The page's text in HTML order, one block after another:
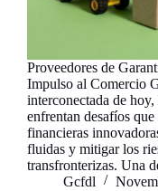
Proveedores de
Impulso al Comercio
interconectada de
enfrentan desafíos
financieras
fluidas y mitigar los
transfronterizas. Una
Gcfdl